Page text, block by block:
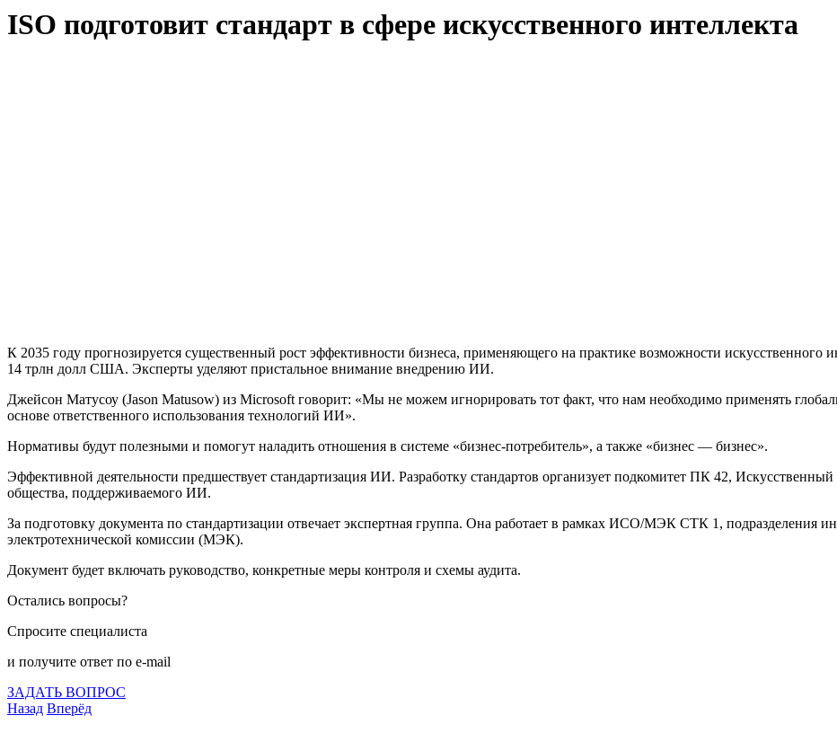
ISO подготовит стандарт в сфере искусственного интеллекта
К 2035 году прогнозируется существенный рост эффективности бизнеса, применяющего на практике возможности
14 трлн долл США. Эксперты уделяют пристальное внимание внедрению ИИ.
Джейсон Матусоу (Jason Matusow) из Microsoft говорит: «Мы не можем игнорировать тот факт, что нам необходимо применять
основе ответственного использования технологий ИИ».
Нормативы будут полезными и помогут наладить отношения в системе «бизнес-потребитель», а также «бизнес — бизнес».
Эффективной деятельности предшествует стандартизация ИИ. Разработку стандартов организует подкомитет ПК 42,
общества, поддерживаемого ИИ.
За подготовку документа по стандартизации отвечает экспертная группа. Она работает в рамках ИСО/МЭК СТК 1,
электротехнической комиссии (МЭК).
Документ будет включать руководство, конкретные меры контроля и схемы аудита.
Остались вопросы?
Спросите специалиста
и получите ответ по e-mail
ЗАДАТЬ ВОПРОС
Назад Вперёд